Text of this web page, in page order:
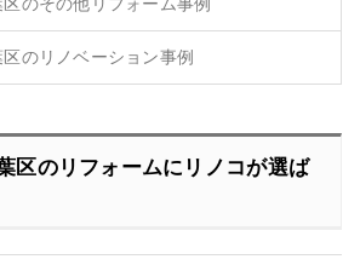
のリノベーション事例
区のリフォームにリノコが選ば